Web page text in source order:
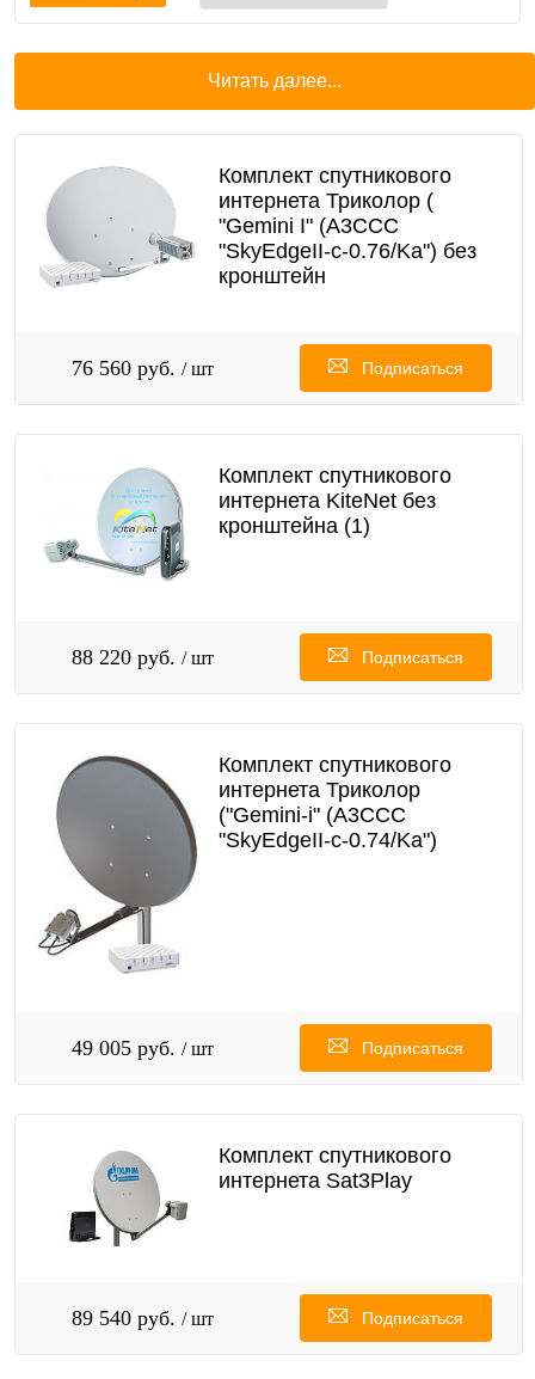
Читать далее...
Комплект спутникового
интернета Триколор (
"Gemini I" (A3CCC
"SkyEdgeII-c-0.76/Ka") без
кронштейн
76 560 руб. / шт Подписаться
Комплект спутникового
интернета KiteNet без
кронштейна (1)
88 220 руб. / шт Подписаться
Комплект спутникового
интернета Триколор
("Gemini-i" (A3CCC
"SkyEdgeII-c-0.74/Ka")
49 005 руб. / шт Подписаться
Комплект спутникового
интернета Sat3Play
89 540 руб. / шт Подписаться